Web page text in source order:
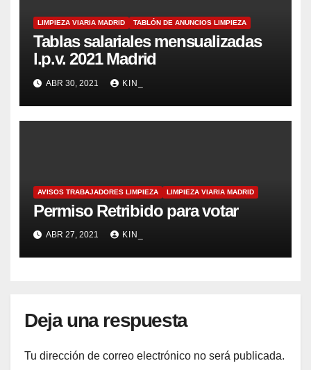
LIMPIEZA VIARIA MADRID TABLÓN DE ANUNCIOS LIMPIEZA
Tablas salariales mensualizadas
l.p.v. 2021 Madrid
ABR 30, 2021 KIN_
AVISOS TRABAJADORES LIMPIEZA LIMPIEZA VIARIA MADRID
Permiso Retribido para votar
ABR 27, 2021 KIN_
Deja una respuesta
Tu dirección de correo electrónico no será publicada.